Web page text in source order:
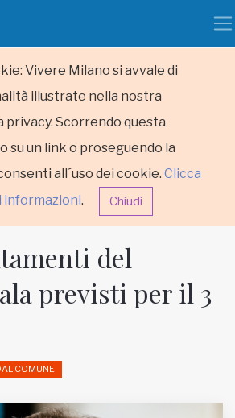
Vivere Milano si avvale di
illustrate nella nostra
privacy. Scorrendo questa
su un link o proseguendo la
all´uso dei cookie. Clicca
informazioni. Chiudi
del
previsti per il 3
COMUNE